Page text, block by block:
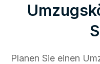
Planen Sie einen